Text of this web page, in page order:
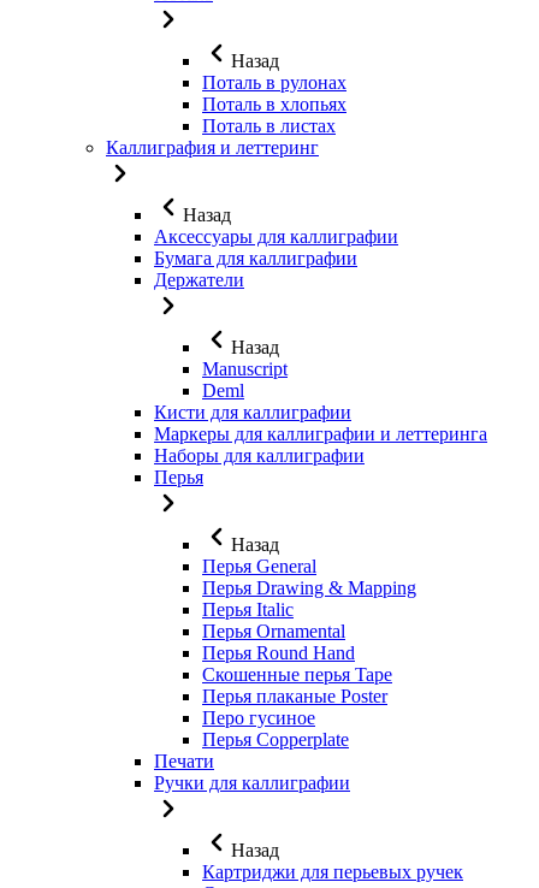
Назад
Поталь в рулонах
Поталь в хлопьях
Поталь в листах
Каллиграфия и леттеринг
Назад
Аксессуары для каллиграфии
Бумага для каллиграфии
Держатели
Назад
Manuscript
Deml
Кисти для каллиграфии
Маркеры для каллиграфии и леттеринга
Наборы для каллиграфии
Перья
Назад
Перья General
Перья Drawing & Mapping
Перья Italic
Перья Ornamental
Перья Round Hand
Скошенные перья Tape
Перья плаканые Poster
Перо гусиное
Перья Copperplate
Печати
Ручки для каллиграфии
Назад
Картриджи для перьевых ручек